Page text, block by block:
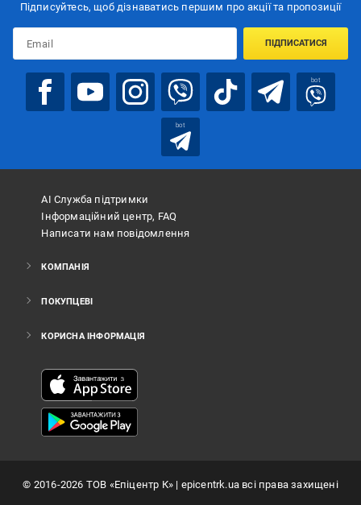
Підписуйтесь, щоб дізнаватись першим про акції та пропозиції
ПІДПИСАТИСЯ
bot
bot
АІ Служба підтримки
Інформаційний центр, FAQ
Написати нам повідомлення
КОМПАНІЯ
ПОКУПЦЕВІ
КОРИСНА ІНФОРМАЦІЯ
© 2016-2026 ТОВ «Епіцентр К»| epicentrk.ua всі права захищені